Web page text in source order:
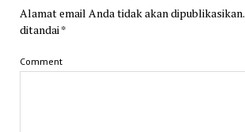
Alamat email Anda tidak akan dipublikasikan.
ditandai *
Comment